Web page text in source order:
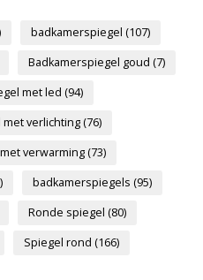
badkamerspiegel (107)
Badkamerspiegel goud (7)
met led (94)
verlichting(76)
verwarming(73)
badkamerspiegels (95)
Ronde spiegel (80)
Spiegel rond (166)